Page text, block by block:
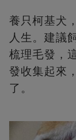
養只柯基犬
人生。建議
梳理毛發，
發收集起來
了。